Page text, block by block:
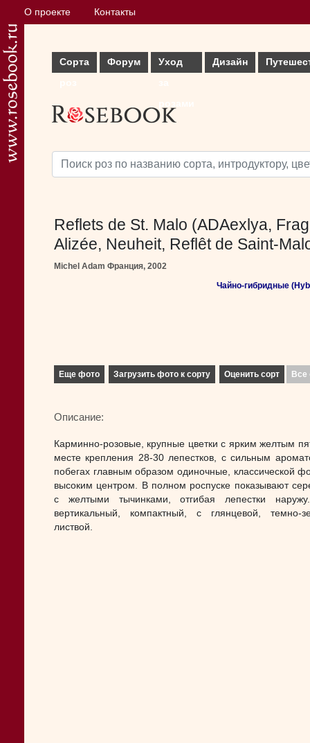
О проекте Контакты
Сорта
Форум
Уход
Дизайн
Reflets de St. Malo (ADAexlya,
Alizée, Neuheit, Reflêt de Saint-
Michel Adam Франция, 2002
Чайно-гибридные
Еще фото Загрузить фото к сорту Оценить сорт Все
Описание:
Карминно-розовые, крупные цветки с ярким желтым
месте крепления 28-30 лепестков, с сильным
побегах главным образом одиночные, классической
высоким центром. В полном роспуске показывают
с желтыми тычинками, отгибая лепестки
вертикальный, компактный, с глянцевой, темно-
листвой.